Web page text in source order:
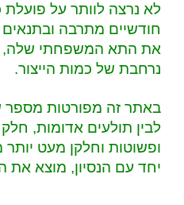
לא נרצה לוותר על
חודשיים מתרבה
את התא המשפחתי שלה,
נרחבת של כמות הייצור.
באתר זה מפורטות מספר
לבין תולעים אדומות,
ופשוטות וחלקן מעט
יחד עם הנסיון, מוצא